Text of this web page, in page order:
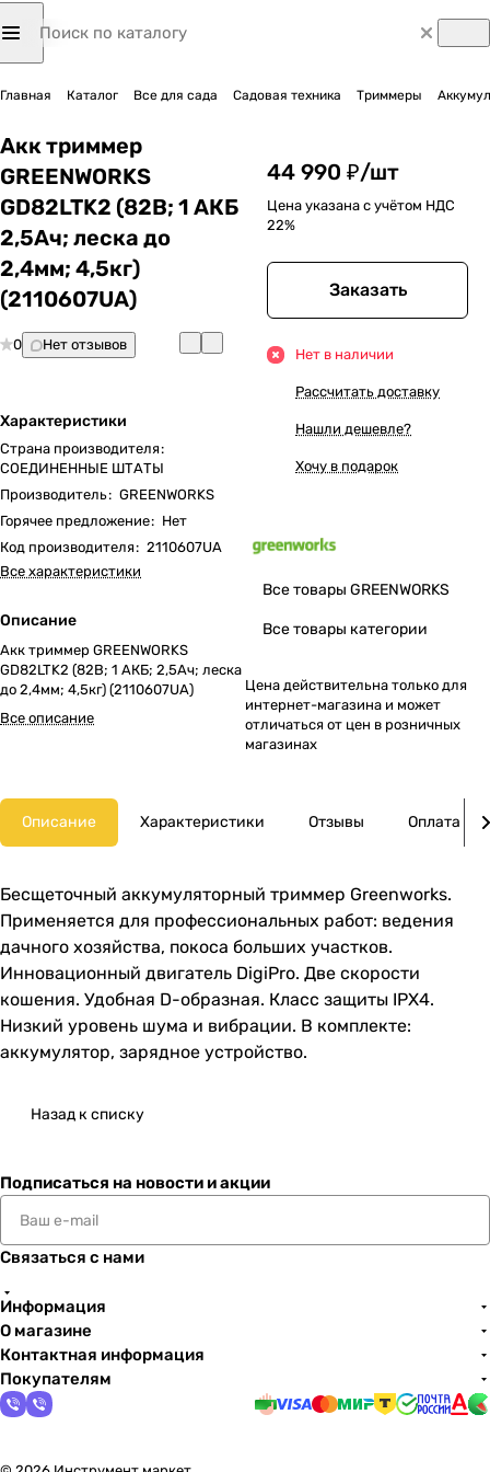
Главная Каталог Все для сада Садовая техника Триммеры
Акк триммер
GREENWORKS
GD82LTK2 (82В; 1 АКБ
2,5Ач; леска до
2,4мм; 4,5кг)
(2110607UA)
0 Нет отзывов
Характеристики
Страна производителя:
СОЕДИНЕННЫЕ ШТАТЫ
Производитель: GREENWORKS
Горячее предложение: Нет
Код производителя: 2110607UA
Все характеристики
Описание
Акк триммер GREENWORKS
GD82LTK2 (82В; 1 АКБ; 2,5Ач; леска
до 2,4мм; 4,5кг) (2110607UA)
Все описание
44 990 ₽/шт
Цена указана с учётом НДС
22%
Заказать
Нет в наличии
Рассчитать доставку
Нашли дешевле?
Хочу в подарок
Все товары GREENWORKS
Все товары категории
Цена действительна только для
интернет-магазина и может
отличаться от цен в розничных
магазинах
Описание Характеристики Отзывы Оплата
Бесщеточный аккумуляторный триммер Greenworks.
Применяется для профессиональных работ: ведения
дачного хозяйства, покоса больших участков.
Инновационный двигатель DigiPro. Две скорости
кошения. Удобная D-образная. Класс защиты IPX4.
Низкий уровень шума и вибрации. В комплекте:
аккумулятор, зарядное устройство.
Назад к списку
Подписаться на новости и акции
Связаться с нами
Информация
О магазине
Контактная информация
Покупателям